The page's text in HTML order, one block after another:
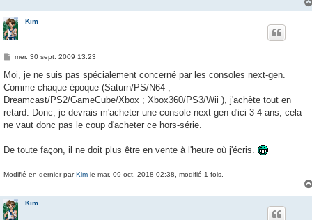
Kim
M
s
a
g
mer. 30 sept. 2009 13:23
Moi, je ne suis pas spécialement concerné par les consoles next-gen.
Comme chaque époque (Saturn/PS/N64 ;
Dreamcast/PS2/GameCube/Xbox ; Xbox360/PS3/Wii ), j'achète tout en
retard. Donc, je devrais m'acheter une console next-gen d'ici 3-4 ans, cela
ne vaut donc pas le coup d'acheter ce hors-série.
De toute façon, il ne doit plus être en vente à l'heure où j'écris.
Modifié en dernier parKim le mar. 09 oct. 2018 02:38, modifié 1 fois.
Kim